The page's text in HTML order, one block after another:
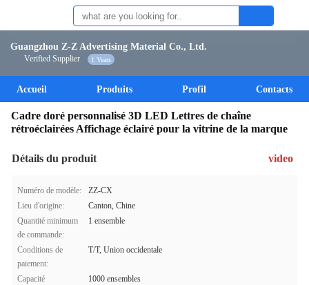
Guangzhou Z-Z Advertising Material Co., Ltd.
Verified Supplier 1 Years
Accueil Produits Profil Contacts
Cadre doré personnalisé 3D LED Lettres de chaîne
rétroéclairées Affichage éclairé pour la vitrine de la marque
Détails du produit video
Numéro de modèle:
ZZ-CX
Lieu d'origine:
Canton, Chine
Quantité minimum
de commande:
1 ensemble
Conditions de
paiement:
T/T, Union occidentale
Capacité
1000 ensembles